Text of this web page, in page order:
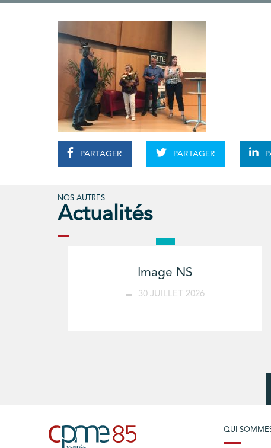
PARTAGER PARTAGER
NOS AUTRES
Actualités
Image NS
30 JUILLET 2026
QUI